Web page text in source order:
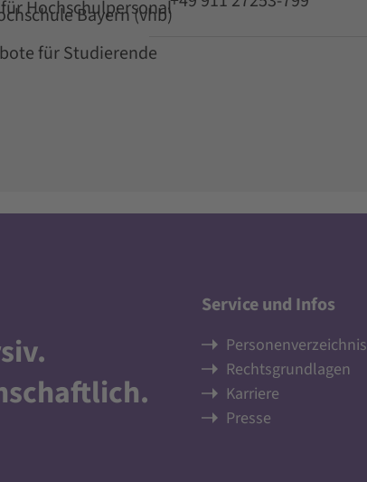
Hochschulpersonal
Bayern (vhb)
für Studierende
.
.
Service und Infos
Personenverzeichnis
Rechtsgrundlagen
Karriere
Presse